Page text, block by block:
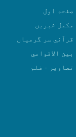
صفحه اول
مکمل خبریں
قرآني سر گرمياں
بين الاقوامي
تصاوير - فلم